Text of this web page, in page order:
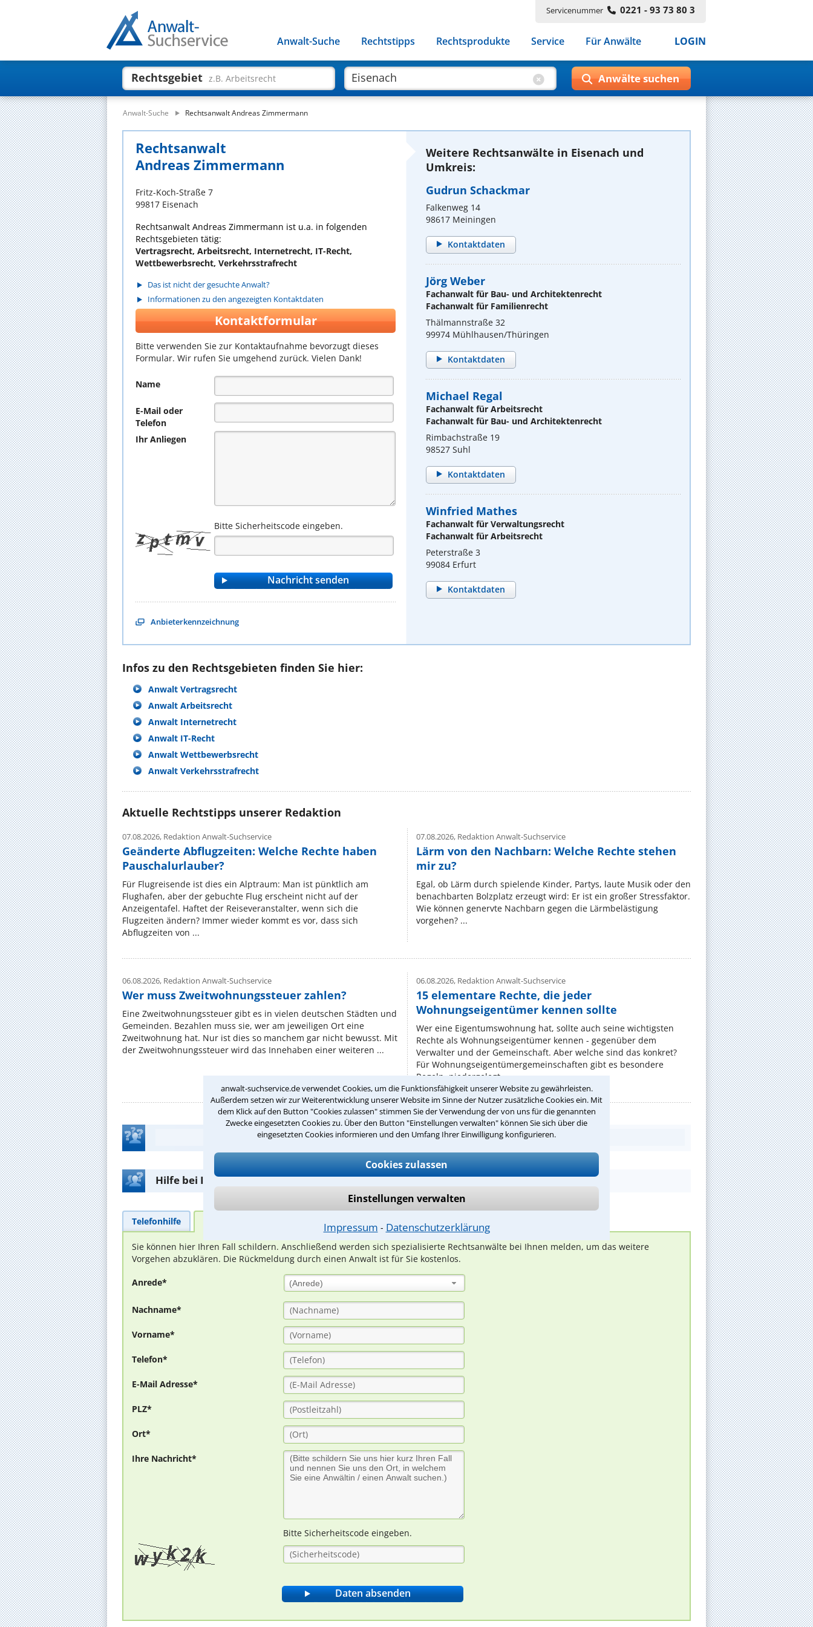
anwalt-suchservice.de verwendet Cookies, um die Funktionsfähigkeit unserer Website zu gewährleisten.
Außerdem setzen wir zur Weiterentwicklung unserer Website im Sinne der Nutzer zusätzliche Cookies ein. Mit
dem Klick auf den Button "Cookies zulassen" stimmen Sie der Verwendung der von uns für die genannten
Zwecke eingesetzten Cookies zu. Über den Button "Einstellungen verwalten" können Sie sich über die
eingesetzten Cookies informieren und den Umfang Ihrer Einwilligung konfigurieren.
Cookies zulassen
Einstellungen verwalten
Impressum ⁃ Datenschutzerklärung
Servicenummer 0221 - 93 73 80 3
Anwalt-Suche Rechtstipps Rechtsprodukte Service Für Anwälte LOGIN
Rechtsgebiet z.B. Arbeitsrecht
Anwalt-Suche Rechtsanwalt Andreas Zimmermann
Rechtsanwalt
Andreas Zimmermann
Fritz-Koch-Straße 7
99817 Eisenach
Rechtsanwalt Andreas Zimmermann ist u.a. in folgenden
Rechtsgebieten tätig:
Vertragsrecht, Arbeitsrecht, Internetrecht, IT-Recht,
Wettbewerbsrecht, Verkehrsstrafrecht
Das ist nicht der gesuchte Anwalt?
Informationen zu den angezeigten Kontaktdaten
Kontaktformular
Bitte verwenden Sie zur Kontaktaufnahme bevorzugt dieses
Formular. Wir rufen Sie umgehend zurück. Vielen Dank!
Name
E-Mail oder
Telefon
Ihr Anliegen
Bitte Sicherheitscode eingeben.
Anbieterkennzeichnung
Weitere Rechtsanwälte in Eisenach und
Umkreis:
Gudrun Schackmar
Falkenweg 14
98617 Meiningen
Kontaktdaten
Jörg Weber
Fachanwalt für Bau- und Architektenrecht
Fachanwalt für Familienrecht
Thälmannstraße 32
99974 Mühlhausen/Thüringen
Kontaktdaten
Michael Regal
Fachanwalt für Arbeitsrecht
Fachanwalt für Bau- und Architektenrecht
Rimbachstraße 19
98527 Suhl
Kontaktdaten
Winfried Mathes
Fachanwalt für Verwaltungsrecht
Fachanwalt für Arbeitsrecht
Peterstraße 3
99084 Erfurt
Kontaktdaten
Infos zu den Rechtsgebieten finden Sie hier:
Anwalt Vertragsrecht
Anwalt Arbeitsrecht
Anwalt Internetrecht
Anwalt IT-Recht
Anwalt Wettbewerbsrecht
Anwalt Verkehrsstrafrecht
Aktuelle Rechtstipps unserer Redaktion
07.08.2026, Redaktion Anwalt-Suchservice
Geänderte Abflugzeiten: Welche Rechte haben
Pauschalurlauber?
Für Flugreisende ist dies ein Alptraum: Man ist pünktlich am
Flughafen, aber der gebuchte Flug erscheint nicht auf der
Anzeigentafel. Haftet der Reiseveranstalter, wenn sich die
Flugzeiten ändern? Immer wieder kommt es vor, dass sich
Abflugzeiten von ...
07.08.2026,Redaktion Anwalt-Suchservice
Lärm von den Nachbarn: Welche Rechte stehen
mir zu?
Egal, ob Lärm durch spielende Kinder, Partys, laute Musik oder den
benachbarten Bolzplatz erzeugt wird: Er ist ein großer Stressfaktor.
Wie können genervte Nachbarn gegen die Lärmbelästigung
vorgehen? ...
06.08.2026, Redaktion Anwalt-Suchservice
Wer muss Zweitwohnungssteuer zahlen?
Eine Zweitwohnungssteuer gibt es in vielen deutschen Städten und
Gemeinden. Bezahlen muss sie, wer am jeweiligen Ort eine
Zweitwohnung hat. Nur ist dies so manchem gar nicht bewusst. Mit
der Zweitwohnungssteuer wird das Innehaben einer weiteren ...
06.08.2026,Redaktion Anwalt-Suchservice
15 elementare Rechte, die jeder
Wohnungseigentümer kennen sollte
Wer eine Eigentumswohnung hat, sollte auch seine wichtigsten
Rechte als Wohnungseigentümer kennen - gegenüber dem
Verwalter und der Gemeinschaft. Aber welche sind das konkret?
Für Wohnungseigentümergemeinschaften gibt es besondere
Regeln, niedergelegt ...
Teste Dein Rechtswissen
Hilfe bei Ihrer Anwaltsuche?
Telefonhilfe
Sie können hier Ihren Fall schildern. Anschließend werden sich spezialisierte Rechtsanwälte bei Ihnen melden, um das weitere
Vorgehen abzuklären. Die Rückmeldung durch einen Anwalt ist für Sie kostenlos.
Anrede* (Anrede)
Nachname*
Vorname*
Telefon*
E-Mail Adresse*
PLZ*
Ort*
Ihre Nachricht*
Bitte Sicherheitscode eingeben.